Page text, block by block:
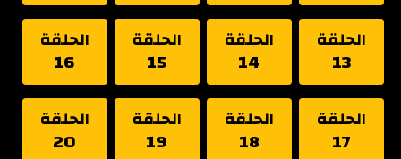
الحلقة
13
الحلقة
14
الحلقة
15
الحلقة
16
الحلقة
17
الحلقة
18
الحلقة
19
الحلقة
20